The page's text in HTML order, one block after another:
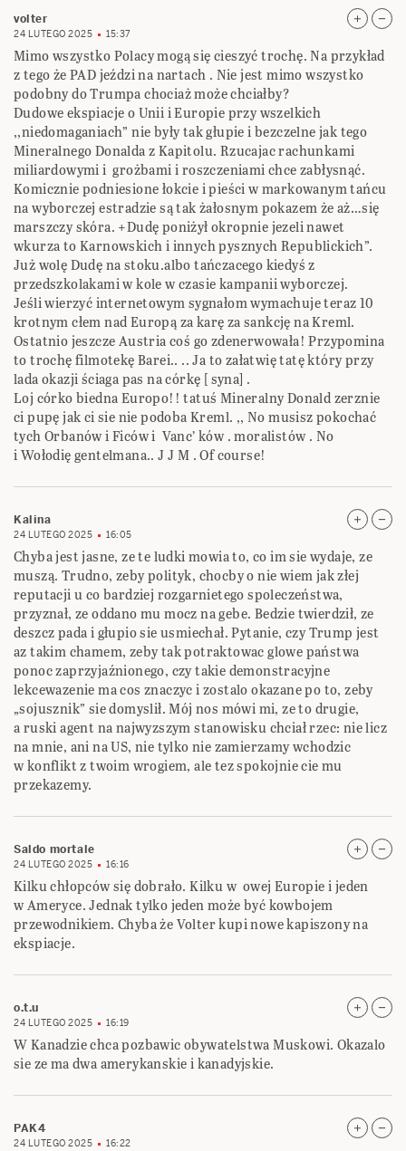
volter
24 LUTEGO 2025 15:37
Mimo wszystko Polacy mogą się cieszyć trochę. Na przykład
z tego że PAD jeździ na nartach . Nie jest mimo wszystko
podobny do Trumpa chociaż może chciałby?
Dudowe ekspiacje o Unii i Europie przy wszelkich
,,niedomaganiach” nie były tak głupie i bezczelne jak tego
Mineralnego Donalda z Kapitolu. Rzucajac rachunkami
miliardowymi i grożbami i roszczeniami chce zabłysnąć.
Komicznie podniesione łokcie i pieści w markowanym tańcu
na wyborczej estradzie są tak żałosnym pokazem że aż…się
marszczy skóra. +Dudę poniżył okropnie jezeli nawet
wkurza to Karnowskich i innych pysznych Republickich”.
Już wolę Dudę na stoku.albo tańczacego kiedyś z
przedszkolakami w kole w czasie kampanii wyborczej.
Jeśli wierzyć internetowym sygnałom wymachuje teraz 10
krotnym cłem nad Europą za karę za sankcję na Kreml.
Ostatnio jeszcze Austria coś go zdenerwowała! Przypomina
to trochę filmotekę Barei.. .. Ja to załatwię tatę który przy
lada okazji ściaga pas na córkę [ syna] .
Loj córko biedna Europo!! tatuś Mineralny Donald zerznie
ci pupę jak ci sie nie podoba Kreml. ,, No musisz pokochać
tych Orbanów i Ficów i Vanc’ ków . moralistów . No
i Wołodię gentelmana.. J J M . Of course!
Kalina
24 LUTEGO 2025 16:05
Chyba jest jasne, ze te ludki mowia to, co im sie wydaje, ze
muszą. Trudno, zeby polityk, chocby o nie wiem jak złej
reputacji u co bardziej rozgarnietego spoleczeństwa,
przyznał, ze oddano mu mocz na gebe. Bedzie twierdził, ze
deszcz pada i głupio sie usmiechał. Pytanie, czy Trump jest
az takim chamem, zeby tak potraktowac glowe państwa
ponoc zaprzyjaźnionego, czy takie demonstracyjne
lekcewazenie ma cos znaczyc i zostalo okazane po to, zeby
„sojusznik” sie domyslił. Mój nos mówi mi, ze to drugie,
a ruski agent na najwyzszym stanowisku chciał rzec: nie licz
na mnie, ani na US, nie tylko nie zamierzamy wchodzic
w konflikt z twoim wrogiem, ale tez spokojnie cie mu
przekazemy.
Saldo mortale
24 LUTEGO 2025 16:16
Kilku chłopców się dobrało. Kilku w owej Europie i jeden
w Ameryce. Jednak tylko jeden może być kowbojem
przewodnikiem. Chyba że Volter kupi nowe kapiszony na
ekspiacje.
o.t.u
24 LUTEGO 2025 16:19
W Kanadzie chca pozbawic obywatelstwa Muskowi. Okazalo
sie ze ma dwa amerykanskie i kanadyjskie.
PAK4
24 LUTEGO 2025 16:22